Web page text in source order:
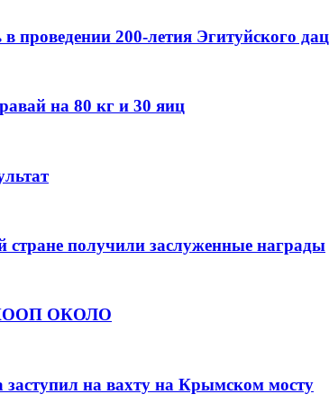
проведении 200-летия Эгитуйского
на 80 кг и 30 яиц
стране получили заслуженные награды
КООП ОКОЛО
заступил на вахту на Крымском мосту